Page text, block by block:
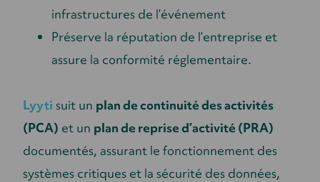
infrastructures de l’événement
Préserve la réputation de l’entreprise et
assure la conformité réglementaire.
Lyyti suit un plan de continuité des activités
(PCA) et un plan de reprise d’activité (PRA)
documentés, assurant le fonctionnement des
systèmes critiques et la sécurité des données,